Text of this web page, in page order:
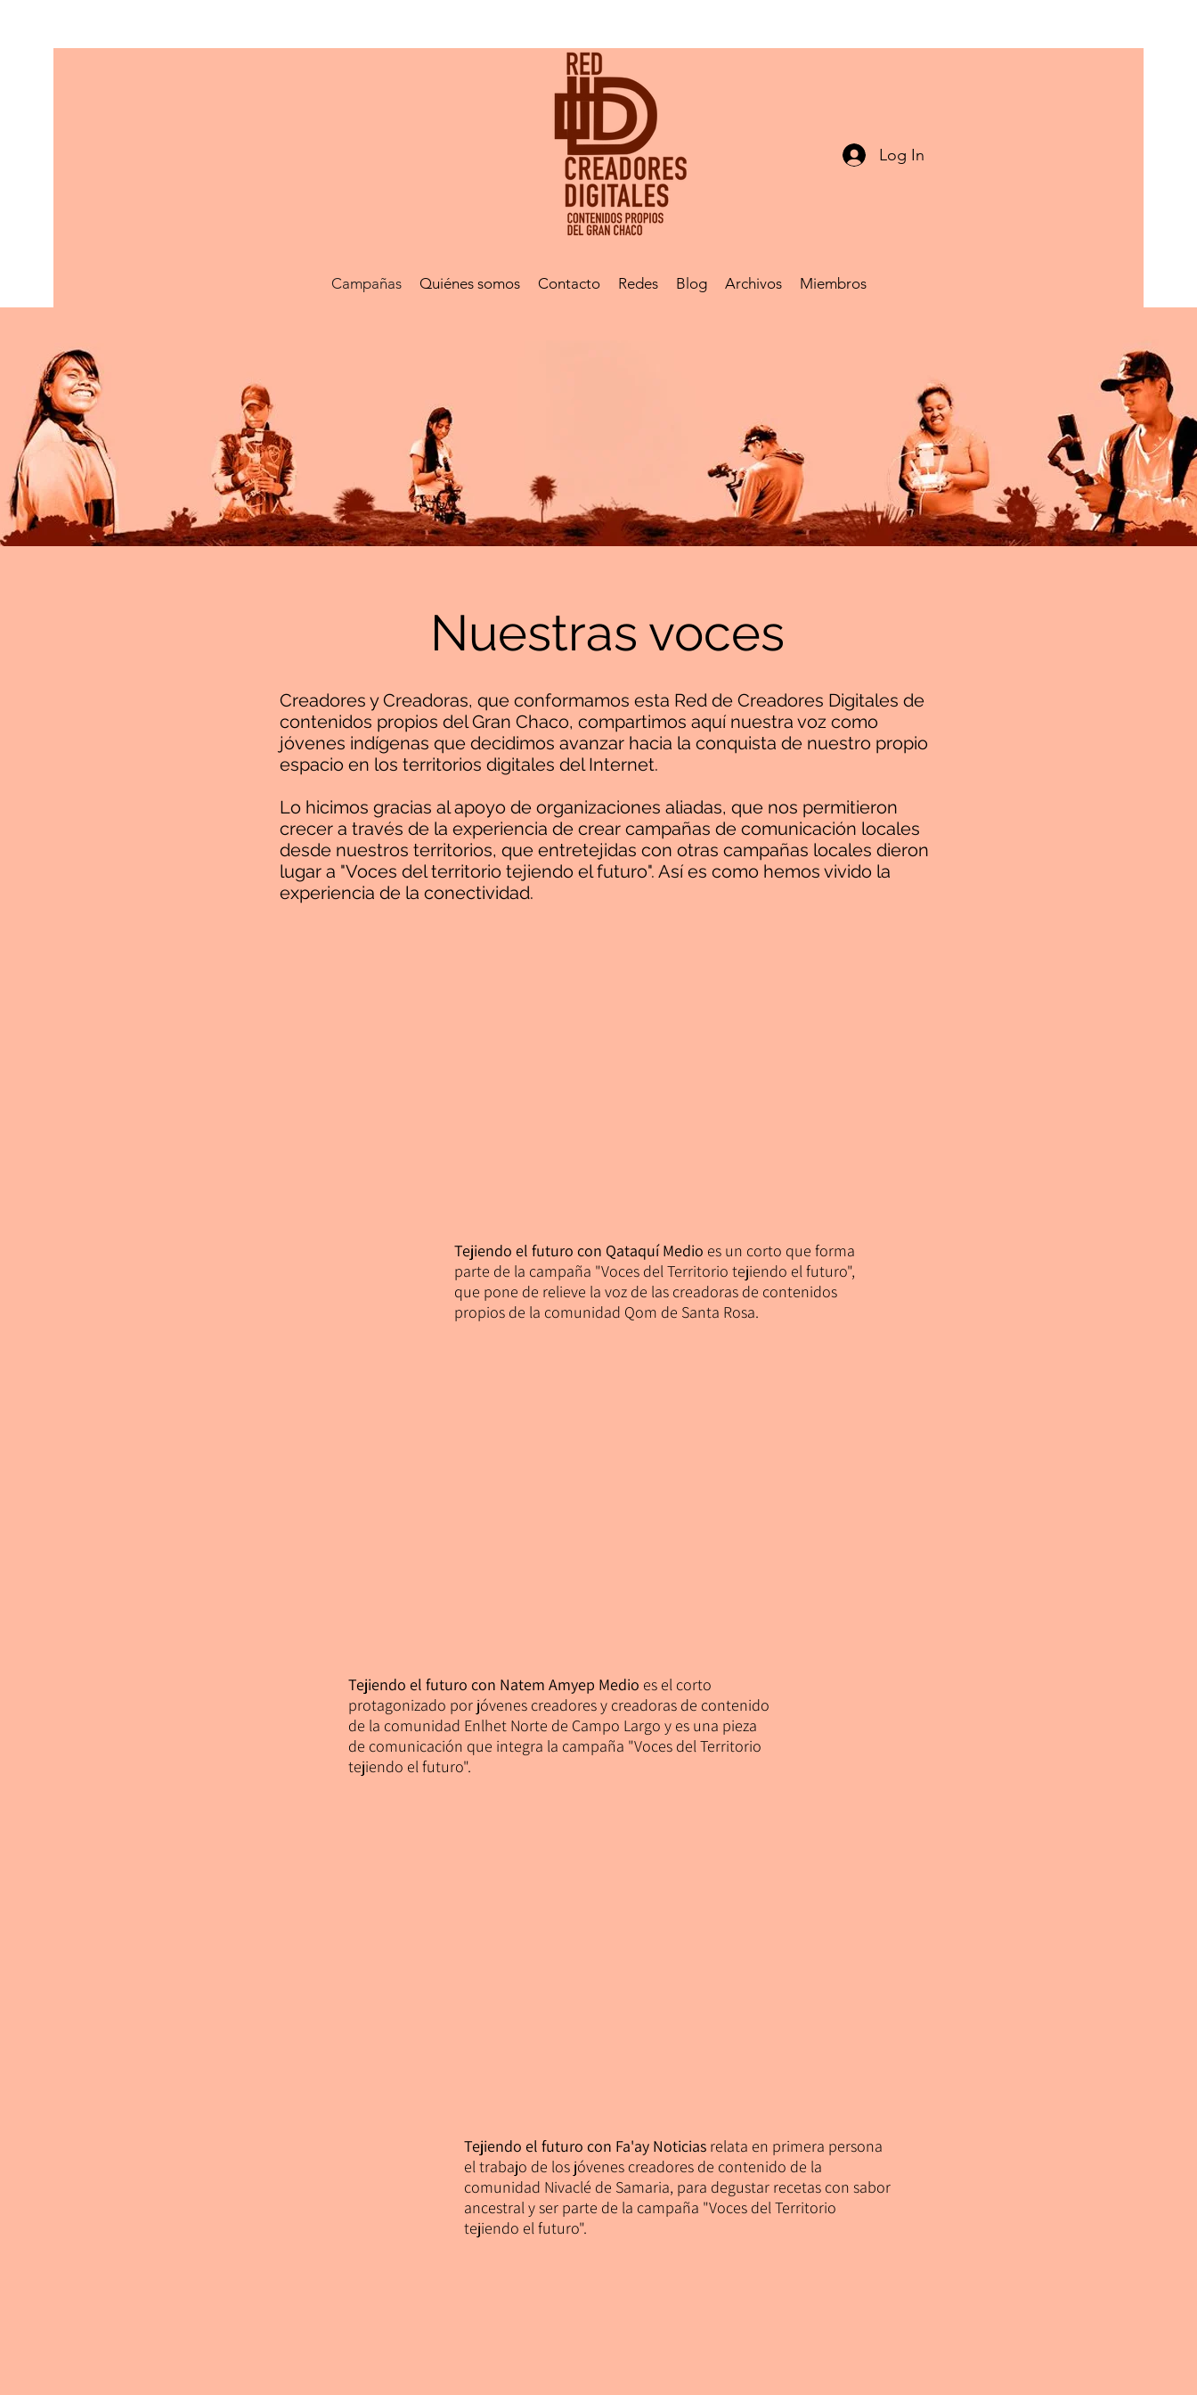
Log In
Campañas Quiénes somos Contacto Redes Blog Archivos Miembros
Nuestras voces
Creadores y Creadoras, que conformamos esta Red de Creadores Digitales de
contenidos propios del Gran Chaco, compartimos aquí nuestra voz como
jóvenes indígenas que decidimos avanzar hacia la conquista de nuestro propio
espacio en los territorios digitales del Internet.
Lo hicimos gracias al apoyo de organizaciones aliadas, que nos permitieron
crecer a través de la experiencia de crear campañas de comunicación locales
desde nuestros territorios, que entretejidas con otras campañas locales dieron
lugar a "Voces del territorio tejiendo el futuro". Así es como hemos vivido la
experiencia de la conectividad.
Tejiendo el futuro con Qataquí Medio es un corto que forma
parte de la campaña "Voces del Territorio tejiendo el futuro",
que pone de relieve la voz de las creadoras de contenidos
propios de la comunidad Qom de Santa Rosa.
Tejiendo el futuro con Natem Amyep Medio es el corto
protagonizado por jóvenes creadores y creadoras de contenido
de la comunidad Enlhet Norte de Campo Largo y es una pieza
de comunicación que integra la campaña "Voces del Territorio
tejiendo el futuro".
Tejiendo el futuro con Fa'ay Noticias relata en primera persona
el trabajo de los jóvenes creadores de contenido de la
comunidad Nivaclé de Samaria, para degustar recetas con sabor
ancestral y ser parte de la campaña "Voces del Territorio
tejiendo el futuro".